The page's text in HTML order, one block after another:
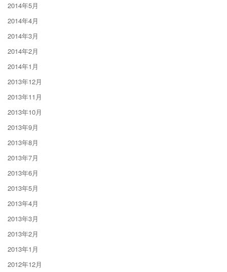
2014年5月
2014年4月
2014年3月
2014年2月
2014年1月
2013年12月
2013年11月
2013年10月
2013年9月
2013年8月
2013年7月
2013年6月
2013年5月
2013年4月
2013年3月
2013年2月
2013年1月
2012年12月